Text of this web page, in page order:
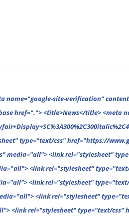
files/typo3conf/ext/gnp_base/resources/public/assets/theme/404-1616255617.css" media="all"> <link rel="stylesheet" type="text/css" href="https://www.gnp1.de/files/typo3conf/ext/gnp_base/resources/public/assets/theme/breadcrumb-1616255617.css" media="all"> <link rel="stylesheet" type="text/css" href="https://www.gnp1.de/files/typo3conf/ext/gnp_base/resources/public/assets/theme/category-1616255617.css" media="all"> <link rel="stylesheet" type="text/css" href="https://www.gnp1.de/files/typo3conf/ext/gnp_base/resources/public/assets/theme/column-1616255617.css" media="all"> <link rel="stylesheet" type="text/css" href="https://www.gnp1.de/files/typo3conf/ext/